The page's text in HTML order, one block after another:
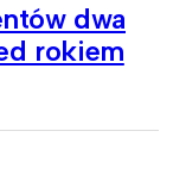
dwa
rokiem